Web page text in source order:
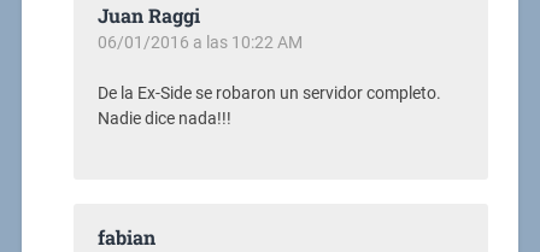
Juan Raggi
06/01/2016 a las 10:22 AM
De la Ex-Side se robaron un servidor completo.
Nadie dice nada!!!
fabian